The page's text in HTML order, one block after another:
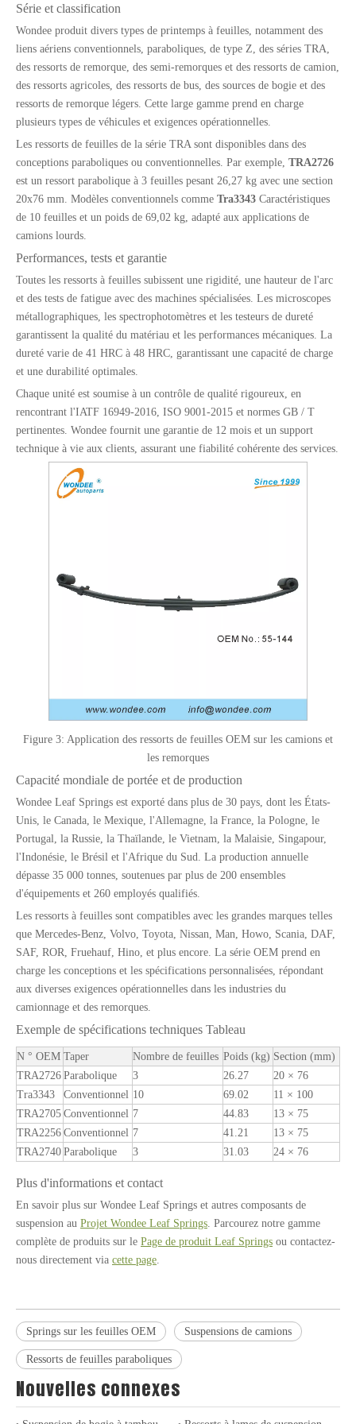
Série et classification
Wondee produit divers types de printemps à feuilles, notamment des
liens aériens conventionnels, paraboliques, de type Z, des séries TRA,
des ressorts de remorque, des semi-remorques et des ressorts de camion,
des ressorts agricoles, des ressorts de bus, des sources de bogie et des
ressorts de remorque légers. Cette large gamme prend en charge
plusieurs types de véhicules et exigences opérationnelles.
Les ressorts de feuilles de la série TRA sont disponibles dans des
conceptions paraboliques ou conventionnelles. Par exemple, TRA2726
est un ressort parabolique à 3 feuilles pesant 26,27 kg avec une section
20x76 mm. Modèles conventionnels comme Tra3343 Caractéristiques
de 10 feuilles et un poids de 69,02 kg, adapté aux applications de
camions lourds.
Performances, tests et garantie
Toutes les ressorts à feuilles subissent une rigidité, une hauteur de l'arc
et des tests de fatigue avec des machines spécialisées. Les microscopes
métallographiques, les spectrophotomètres et les testeurs de dureté
garantissent la qualité du matériau et les performances mécaniques. La
dureté varie de 41 HRC à 48 HRC, garantissant une capacité de charge
et une durabilité optimales.
Chaque unité est soumise à un contrôle de qualité rigoureux, en
rencontrant l'IATF 16949-2016, ISO 9001-2015 et normes GB / T
pertinentes. Wondee fournit une garantie de 12 mois et un support
technique à vie aux clients, assurant une fiabilité cohérente des services.
Figure 3: Application des ressorts de feuilles OEM sur les camions et
les remorques
Capacité mondiale de portée et de production
Wondee Leaf Springs est exporté dans plus de 30 pays, dont les États-
Unis, le Canada, le Mexique, l'Allemagne, la France, la Pologne, le
Portugal, la Russie, la Thaïlande, le Vietnam, la Malaisie, Singapour,
l'Indonésie, le Brésil et l'Afrique du Sud. La production annuelle
dépasse 35 000 tonnes, soutenues par plus de 200 ensembles
d'équipements et 260 employés qualifiés.
Les ressorts à feuilles sont compatibles avec les grandes marques telles
que Mercedes-Benz, Volvo, Toyota, Nissan, Man, Howo, Scania, DAF,
SAF, ROR, Fruehauf, Hino, et plus encore. La série OEM prend en
charge les conceptions et les spécifications personnalisées, répondant
aux diverses exigences opérationnelles dans les industries du
camionnage et des remorques.
Exemple de spécifications techniques Tableau
N ° OEM Taper Nombre de feuilles Poids (kg) Section (mm)
TRA2726 Parabolique 3 26.27
20 × 76
Tra3343
Conventionnel 10 69.02
11 × 100
TRA2705 Conventionnel 7 44.83
13 × 75
TRA2256 Conventionnel 7 41.21
13 × 75
TRA2740 Parabolique 3 31.03 24 × 76
Plus d'informations et contact
En savoir plus sur Wondee Leaf Springs et autres composants de
suspension au Projet Wondee Leaf Springs. Parcourez notre gamme
complète de produits sur le Page de produit Leaf Springs ou contactez-
nous directement via cette page.
Springs sur les feuilles OEM Suspensions de camions
Ressorts de feuilles paraboliques
Nouvelles connexes
Disques de frein OEM robustes pour la semi-remorque et les pièces de camion Suspension aérienne de type faisceau à semi-remorques lourds 13T pour le marché du Mexique
9t 11T levage et non-dispensier de type semi-remorque Suspension aérienne de levage de type moyen 5T pour la remorque pour le marché américain